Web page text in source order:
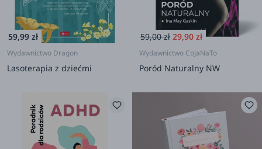
59,99 zł
Wydawnictwo Dragon
Lasoterapia z dziećmi
59,00 zł 29,90 zł
Wydawnictwo CoJaNaTo
Poród Naturalny NW